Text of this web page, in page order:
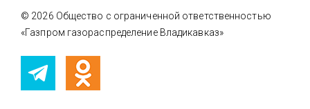
© 2026 Общество с ограниченной ответственностью
«Газпром газораспределение Владикавказ»